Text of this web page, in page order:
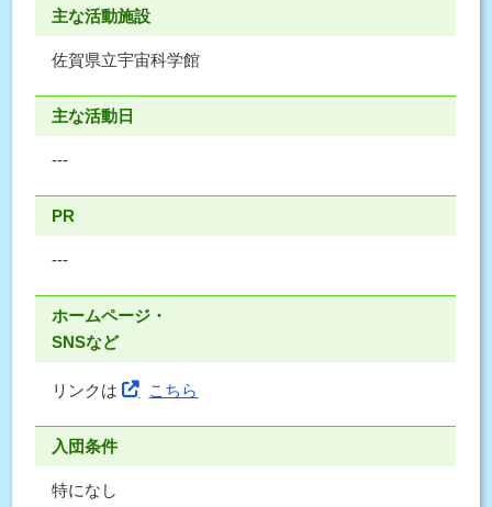
主な活動施設
佐賀県立宇宙科学館
主な活動日
---
PR
---
ホームページ・
SNSなど
リンクは こちら
入団条件
特になし